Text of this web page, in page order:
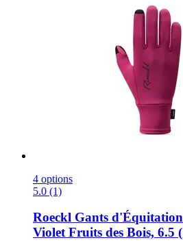
4 options
5.0 (1)
Roeckl Gants
Violet Fruits des Bois, 6.5